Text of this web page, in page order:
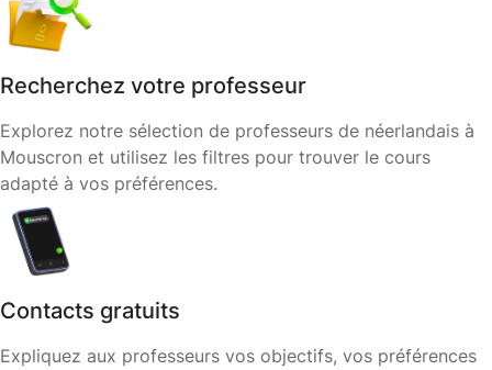
Recherchez votre professeur
Explorez notre sélection de professeurs de néerlandais à
Mouscron et utilisez les filtres pour trouver le cours
adapté à vos préférences.
Contacts gratuits
Expliquez aux professeurs vos objectifs, vos préférences